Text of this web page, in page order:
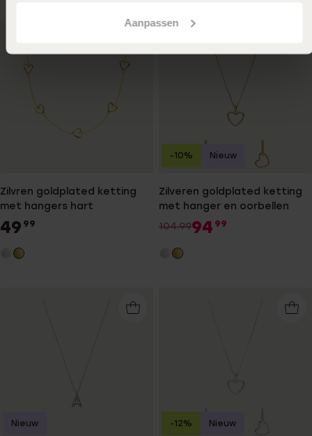
Aanpassen
Zilvren goldplated ketting
met hangers hart
49 99
Zilveren goldplated ketting
met hanger en oorbellen
104.9994 99
-10% Nieuw
Nieuw -12% Nieuw